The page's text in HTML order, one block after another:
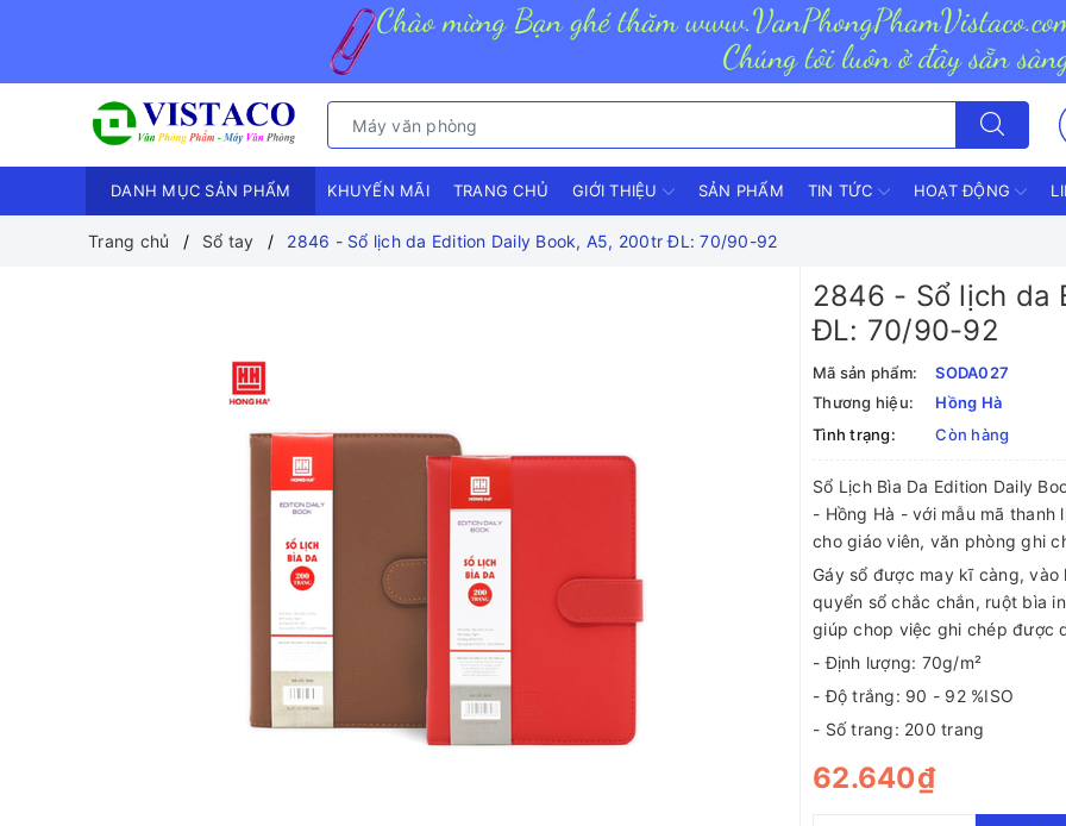
DANH MỤC SẢN PHẨM KHUYẾN MÃI TRANG CHỦ GIỚI THIỆU SẢN PHẨM TIN TỨC HOẠT ĐỘNG
Trang chủ Sổ tay 2846 - Sổ lịch da Edition Daily Book, A5, 200tr ĐL: 70/90-92
2846 - Sổ lịch da
ĐL: 70/90-92
Mã sản phẩm:
SODA027
Thương hiệu:
Hồng Hà
Tình trạng:
Còn hàng
Sổ Lịch Bìa Da Edition Daily
- Hồng Hà - với mẫu mã thanh
cho giáo viên, văn phòng ghi
Gáy sổ được may kĩ càng, vào
quyển sổ chắc chắn, ruột bìa
giúp chop việc ghi chép được
- Định lượng: 70g/m²
- Độ trắng: 90 - 92 %ISO
- Số trang: 200 trang
62.640₫